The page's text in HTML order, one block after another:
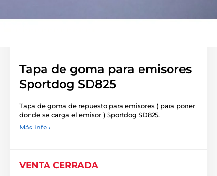
Tapa de goma para emisores
Sportdog SD825
Tapa de goma de repuesto para emisores ( para poner
donde se carga el emisor ) Sportdog SD825.
Más info ›
VENTA CERRADA